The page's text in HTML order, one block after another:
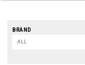
BRAND